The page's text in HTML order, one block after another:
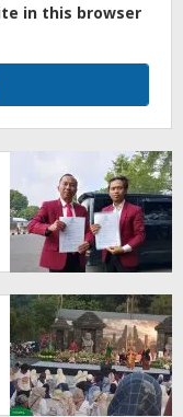
in this browser